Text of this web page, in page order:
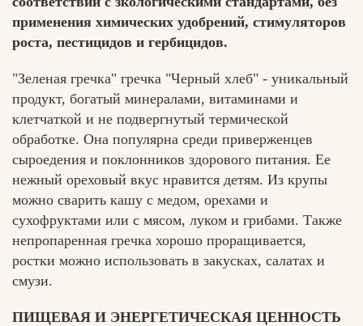
применения химических удобрений, стимуляторов
роста, пестицидов и гербицидов.
"Зеленая гречка" гречка "Черный хлеб" - уникальный
продукт, богатый минералами, витаминами и
клетчаткой и не подвергнутый термической
обработке. Она популярна среди приверженцев
сыроедения и поклонников здорового питания. Ее
нежный ореховый вкус нравится детям. Из крупы
можно сварить кашу с медом, орехами и
сухофруктами или с мясом, луком и грибами. Также
непропаренная гречка хорошо проращивается,
ростки можно использовать в закусках, салатах и
смузи.
ПИЩЕВАЯ И ЭНЕРГЕТИЧЕСКАЯ ЦЕННОСТЬ